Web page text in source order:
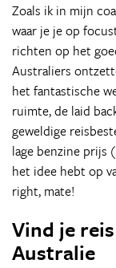
Zoals ik in mijn
waar je je op
richten op het
Australiers
het fantastische
ruimte, de laid
geweldige
lage benzine prijs
het idee hebt op
right, mate!
Vind je
Australie